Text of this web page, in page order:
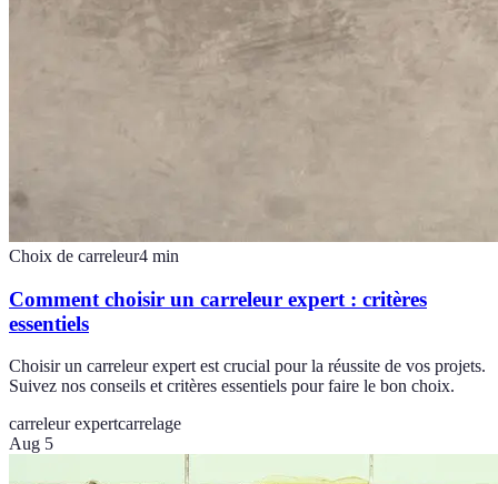
Choix de carreleur4 min
Comment choisir un carreleur expert : critères
essentiels
Choisir un carreleur expert est crucial pour la réussite de vos projets.
Suivez nos conseils et critères essentiels pour faire le bon choix.
carreleur expertcarrelage
Aug 5